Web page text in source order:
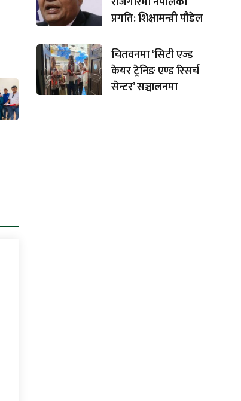
प्रगति: शिक्षामन्त्री पौडेल
चितवनमा ‘सिटी एज्ड
केयर ट्रेनिङ एण्ड रिसर्च
सेन्टर’ सञ्चालनमा